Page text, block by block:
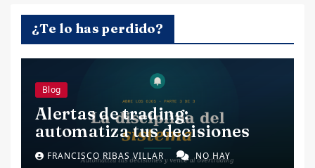
¿Te lo has perdido?
Blog
Alertas de trading:
automatiza tus decisiones
FRANCISCO RIBAS VILLAR
NO HAY